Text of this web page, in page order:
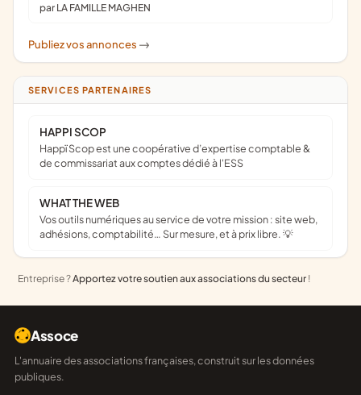
par LA FAMILLE MAGHEN
Publiez vos annonces ->
SERVICES PARTENAIRES
HAPPI SCOP
Happï Scop est une coopérative d’expertise comptable &
de commissariat aux comptes dédié à l'ESS
WHAT THE WEB
Vos outils numériques au service de votre mission : site web,
adhésions, comptabilité… Sur mesure, et à prix libre. 💡
Entreprise ?Apportez votre soutien aux associations du secteur !
Assoce
L'annuaire des associations françaises, construit sur les données
publiques.